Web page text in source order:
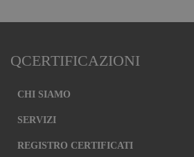
QCERTIFICAZIONI
CHI SIAMO
SERVIZI
REGISTRO CERTIFICATI